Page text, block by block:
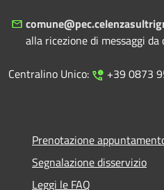
alla ricezione di messaggi
Centralino Unico:
+39 0873
Prenotazione
Segnalazione disservizio
Leggi le FAQ